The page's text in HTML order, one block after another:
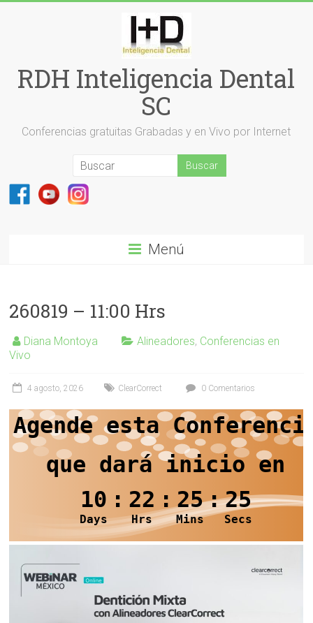
RDH Inteligencia Dental
SC
Conferencias gratuitas Grabadas y en Vivo por Internet
Menú
260819 – 11:00 Hrs
Diana Montoya Alineadores, Conferencias en
Vivo
4 agosto, 2026 ClearCorrect 0 Comentarios